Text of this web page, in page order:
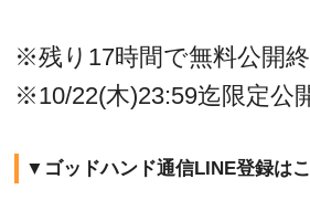
※残り17時間で無料公開
※10/22(木)23:59迄限定公
▼ゴッドハンド通信LINE登録は